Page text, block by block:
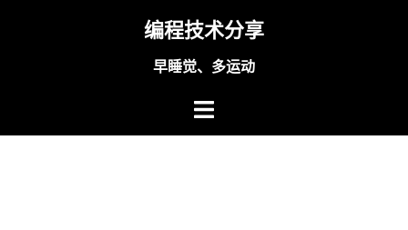
编程技术分享
早睡觉、多运动